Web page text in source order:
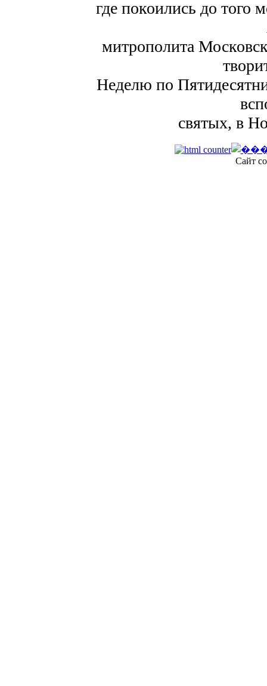
где покоились до того
митрополита
Неделю по
святых, в
Сайт